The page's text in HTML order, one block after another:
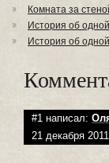
Комната за
История об
История об
#1 написал:
21 декабря